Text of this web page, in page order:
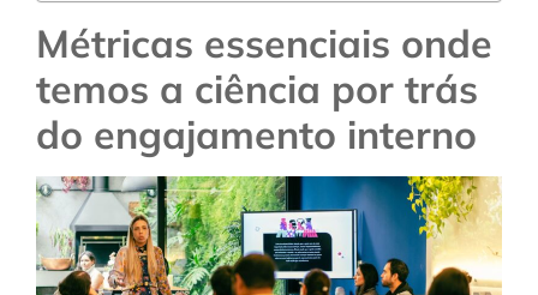
Métricas essenciais onde
temos a ciência por trás
do engajamento interno